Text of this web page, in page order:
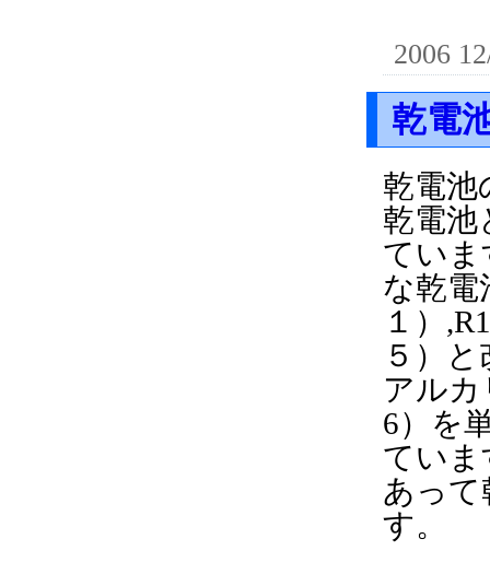
2006
乾電
乾電池
乾電池
ていま
な乾電
１）
５）
アル
6）を
てい
あって
す。